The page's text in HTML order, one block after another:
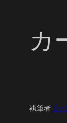
カ
執筆者: Ｄ